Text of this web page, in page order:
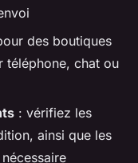
des boutiques
téléphone, chat ou
: vérifiez les
ainsi que les